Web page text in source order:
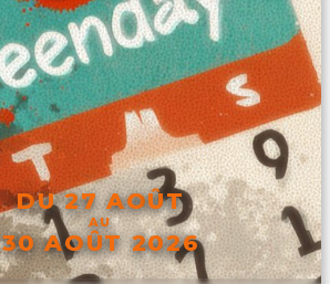
DU 27 AOÛT
AU
30 AOÛT 2026